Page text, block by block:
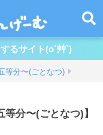
るサイト(o´艸`)
等分〜(ごとなつ)
分〜(ごとなつ)】